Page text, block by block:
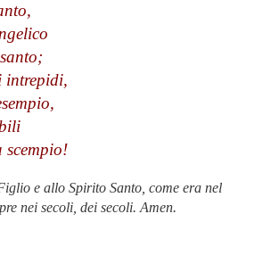
intrepidi,
scempio!
e allo Spirito Santo, come era nel
nei secoli, dei secoli. Amen.